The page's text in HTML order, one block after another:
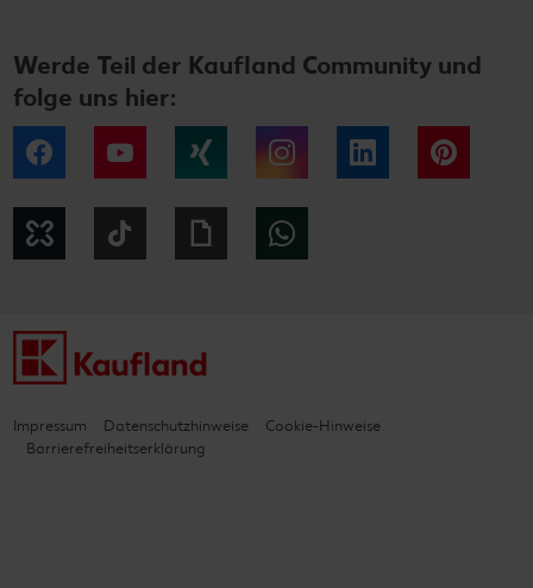
Werde Teil der Kaufland Community und
folge uns hier:
Facebook YouTube Instagram LinkedIn
Kununu Giphy
Impressum Datenschutzhinweise
Cookie-Hinweise
Barrierefreiheitserklärung